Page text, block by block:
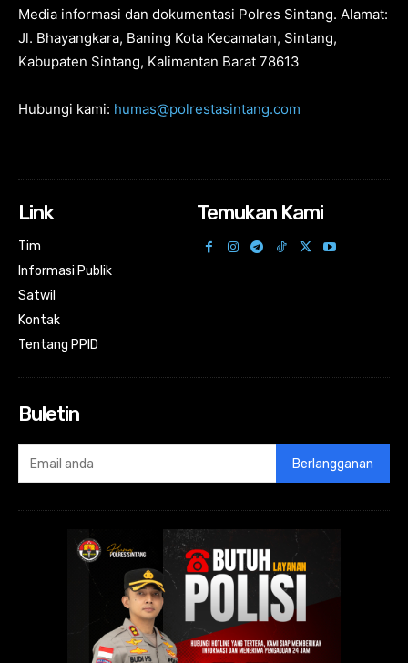
Media informasi dan dokumentasi Polres Sintang. Alamat:
Jl. Bhayangkara, Baning Kota Kecamatan, Sintang,
Kabupaten Sintang, Kalimantan Barat 78613
Hubungi kami: humas@polrestasintang.com
Link
Tim
Informasi Publik
Satwil
Kontak
Tentang PPID
Temukan Kami
Buletin
Berlangganan